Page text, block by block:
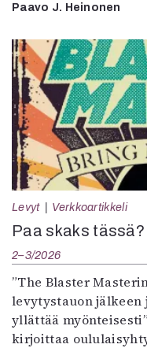
Paavo J. Heinonen
Levyt Verkkoartikkeli
Paa skaks tässä?
2–3/2026
”The Blaster
levytystauon
yllättää
kirjoittaa